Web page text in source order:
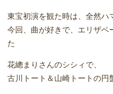
東宝初演を観た時は、全然ハ
今回、曲が好きで、エリザベ
た
花總まりさんのシシィで、
古川トート＆山崎トートの円